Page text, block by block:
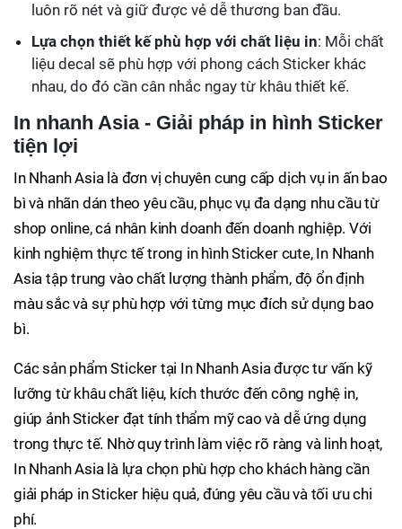
luôn rõ nét và giữ được vẻ dễ thương ban đầu.
Lựa chọn thiết kế phù hợp với chất liệu in: Mỗi chất
liệu decal sẽ phù hợp với phong cách Sticker khác
nhau, do đó cần cân nhắc ngay từ khâu thiết kế.
In nhanh Asia - Giải pháp in hình Sticker
tiện lợi
In Nhanh Asia là đơn vị chuyên cung cấp dịch vụ in ấn bao
bì và nhãn dán theo yêu cầu, phục vụ đa dạng nhu cầu từ
shop online, cá nhân kinh doanh đến doanh nghiệp. Với
kinh nghiệm thực tế trong in hình Sticker cute, In Nhanh
Asia tập trung vào chất lượng thành phẩm, độ ổn định
màu sắc và sự phù hợp với từng mục đích sử dụng bao
bì.
Các sản phẩm Sticker tại In Nhanh Asia được tư vấn kỹ
lưỡng từ khâu chất liệu, kích thước đến công nghệ in,
giúp ảnh Sticker đạt tính thẩm mỹ cao và dễ ứng dụng
trong thực tế. Nhờ quy trình làm việc rõ ràng và linh hoạt,
In Nhanh Asia là lựa chọn phù hợp cho khách hàng cần
giải pháp in Sticker hiệu quả, đúng yêu cầu và tối ưu chi
phí.